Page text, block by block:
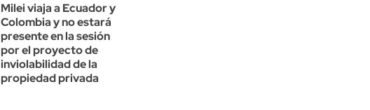
Milei viaja a Ecuador y
Colombia y no estará
presente en la sesión
por el proyecto de
inviolabilidad de la
propiedad privada